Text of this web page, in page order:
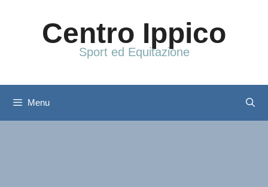
Centro Ippico
Sport ed Equitazione
Menu